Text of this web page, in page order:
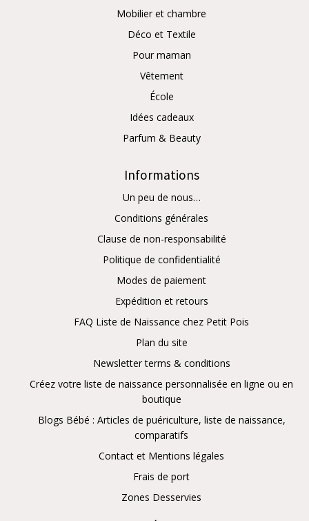
Mobilier et chambre
Déco et Textile
Pour maman
Vêtement
École
Idées cadeaux
Parfum & Beauty
Informations
Un peu de nous…
Conditions générales
Clause de non-responsabilité
Politique de confidentialité
Modes de paiement
Expédition et retours
FAQ Liste de Naissance chez Petit Pois
Plan du site
Newsletter terms & conditions
Créez votre liste de naissance personnalisée en ligne ou en
boutique
Blogs Bébé : Articles de puériculture, liste de naissance,
comparatifs
Contact et Mentions légales
Frais de port
Zones Desservies